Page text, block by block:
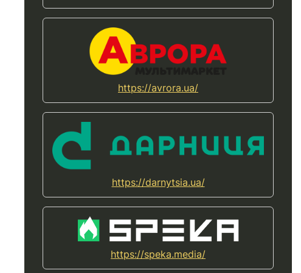
https://avrora.ua/
https://darnytsia.ua/
https://speka.media/